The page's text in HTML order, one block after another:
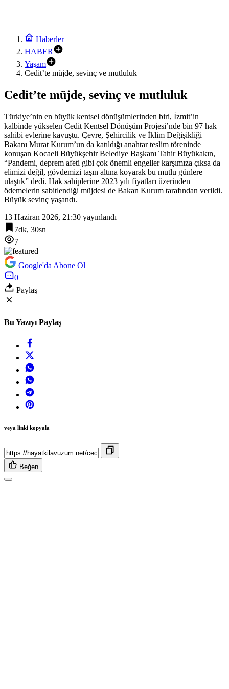
Haberler
HABER
Yaşam
Cedit’te müjde, sevinç ve mutluluk
Cedit’te müjde, sevinç ve mutluluk
Türkiye’nin en büyük kentsel dönüşümlerinden biri, İzmit’in
kalbinde yükselen Cedit Kentsel Dönüşüm Projesi’nde bin 97 hak
sahibi evlerine kavuştu. Çevre, Şehircilik ve İklim Değişikliği
Bakanı Murat Kurum’un da katıldığı anahtar teslim töreninde
konuşan Kocaeli Büyükşehir Belediye Başkanı Tahir Büyükakın,
“Pandemi, deprem afeti gibi çok önemli engeller karşımıza çıksa da
elimizi değil, gövdemizi taşın altına koyarak bu mutlu günlere
ulaştık” dedi. Hak sahiplerine 2023 yılı fiyatları üzerinden
ödemelerin sabitlendiği müjdesi de Bakan Kurum tarafından verildi.
Büyük sevinç yaşandı.
13 Haziran 2026, 21:30 yayınlandı
7dk, 30sn
7
Google'da Abone Ol
0
Paylaş
Bu Yazıyı Paylaş
veya linki kopyala
Beğen